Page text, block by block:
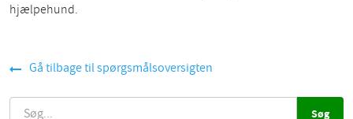
hjælpehund.
Gå tilbage til spørgsmålsoversigten